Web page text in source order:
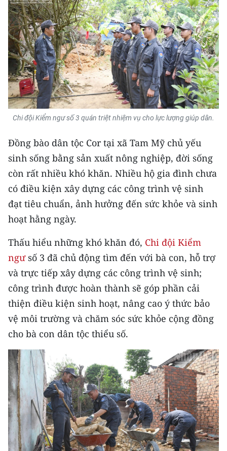
Video
Media Chính trị
Media Kinh tế
Media Văn hóa
Media Xã hội
Media Pháp luật
Media Du lịch
Media Thế giới
Media Thể thao
Media Giáo dục
Media Khoa học - Công nghệ
Media Môi trường
Ảnh
Infographic
TIN MỚI
TIN ĐỊA PHƯƠNG
Trung du và miền núi phía Bắc
Đồng bằng sông Hồng
Bắc Trung Bộ
Chi đội Kiểm ngư số 3 quán triệt nhiệm vụ cho lực lượng giúp dân.
Đồng bào dân tộc Cor tại xã Tam Mỹ chủ yếu
sinh sống bằng sản xuất nông nghiệp, đời sống
còn rất nhiều khó khăn. Nhiều hộ gia đình chưa
có điều kiện xây dựng các công trình vệ sinh
đạt tiêu chuẩn, ảnh hưởng đến sức khỏe và sinh
hoạt hằng ngày.
Thấu hiểu những khó khăn đó, Chi đội Kiểm
ngưsố 3 đã chủ động tìm đến với bà con, hỗ trợ
và trực tiếp xây dựng các công trình vệ sinh;
công trình được hoàn thành sẽ góp phần cải
thiện điều kiện sinh hoạt, nâng cao ý thức bảo
vệ môi trường và chăm sóc sức khỏe cộng đồng
cho bà con dân tộc thiểu số.